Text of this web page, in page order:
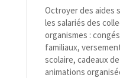
Octroyer des aides
les salariés des
organismes :
familiaux,
scolaire, cadeaux
animations